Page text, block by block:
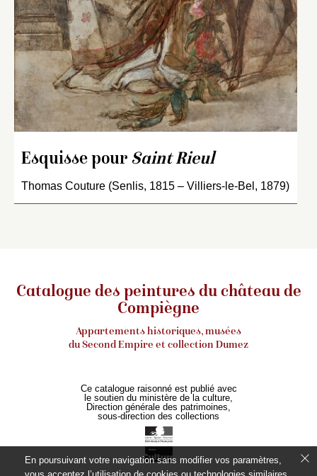
Esquisse pour Saint Rieul
Thomas Couture (Senlis, 1815 – Villiers-le-Bel, 1879)
Catalogue des peintures du château de
Compiègne
Appartements historiques, musées
du Second Empire et collection Dumez
Ce catalogue raisonné est publié avec
le soutien du ministère de la culture,
Direction générale des patrimoines,
sous-direction des collections
En poursuivant votre navigation sans modifier vos paramètres,